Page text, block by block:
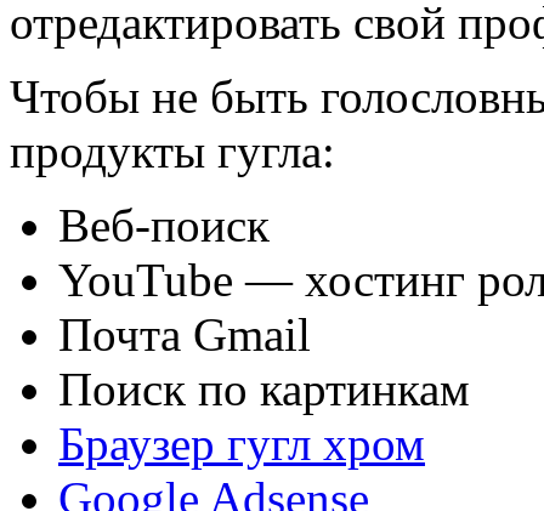
отредактировать свой
Чтобы не быть
продукты гугла:
Веб-поиск
YouTube — хостинг
Почта Gmail
Поиск по картинкам
Браузер гугл хром
Google Adsense